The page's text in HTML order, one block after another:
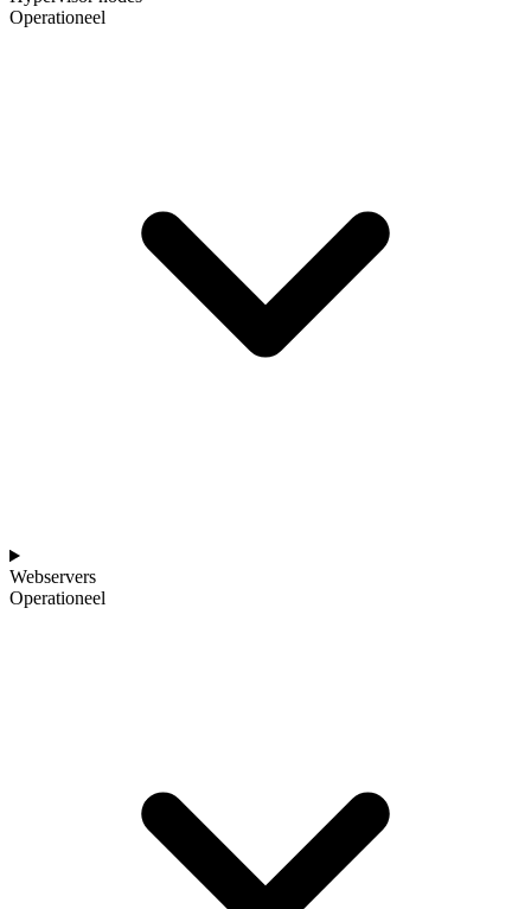
Operationeel
Webservers
Operationeel